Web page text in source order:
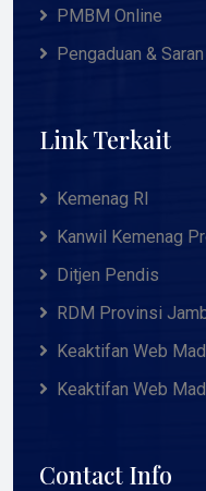
PMBM Online
Pengaduan & Saran
Link Terkait
Kemenag RI
Kanwil Kemenag
Ditjen Pendis
RDM Provinsi
Keaktifan Web
Keaktifan Web
Contact Info